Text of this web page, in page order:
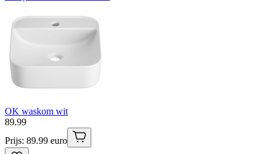
OK waskom wit
89.99
Prijs: 89.99 euro